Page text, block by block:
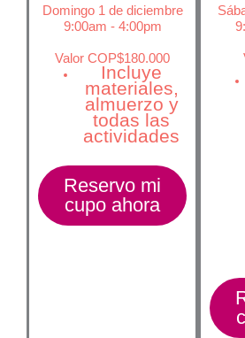
Domingo 1 de diciembre
9:00am - 4:00pm
Valor COP$180.000
Incluye
materiales,
almuerzo y
todas las
actividades
Reservo mi
cupo ahora